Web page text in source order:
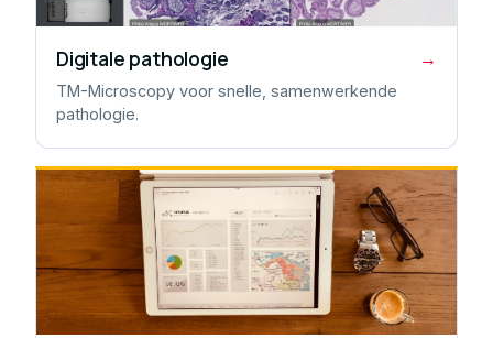
Digitale pathologie →
TM-Microscopy voor snelle, samenwerkende
pathologie.